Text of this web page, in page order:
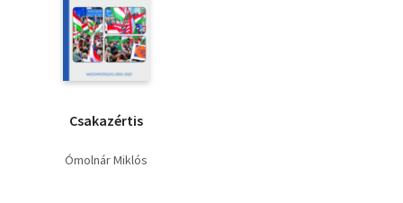
Csakazértis
Ómolnár Miklós